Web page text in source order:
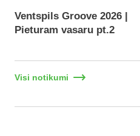
Ventspils Groove 2026 |
Pieturam vasaru pt.2
Visi notikumi